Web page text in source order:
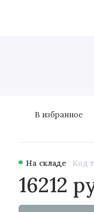
На складе Код
16212
В избранное